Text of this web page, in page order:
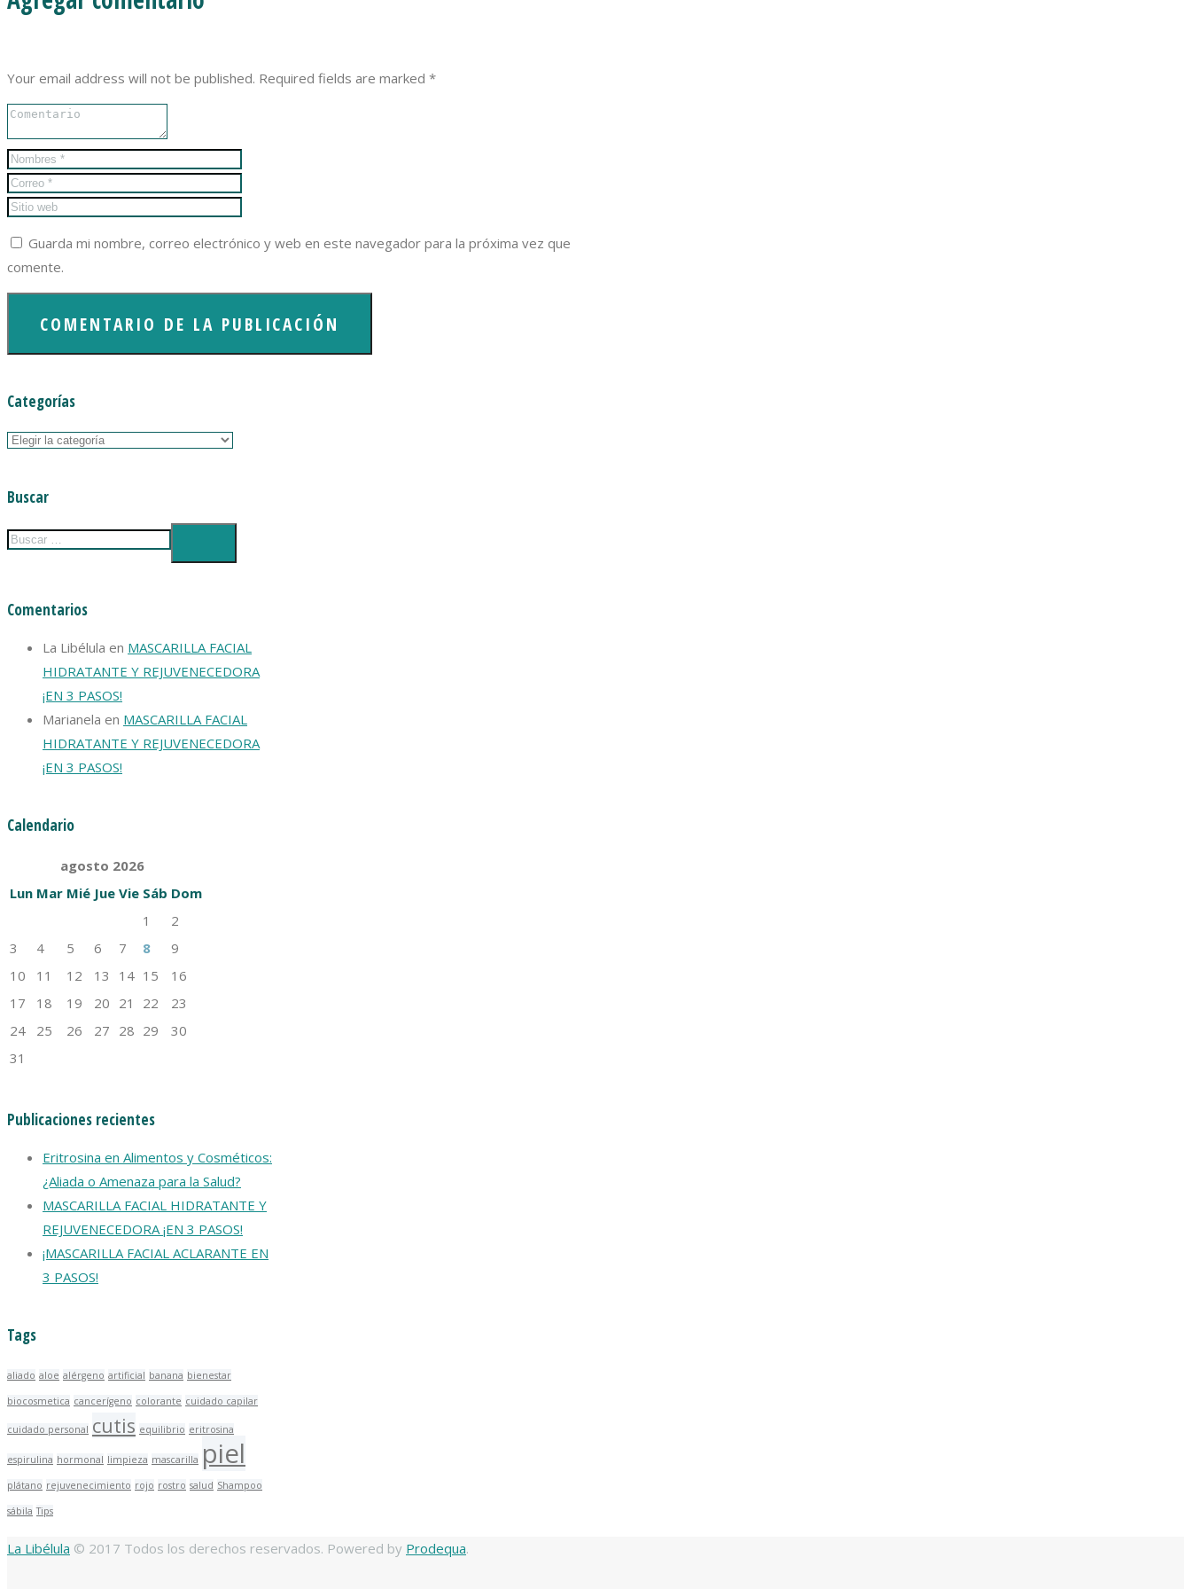
Your email address will not be published. Required fields are marked *
Guarda mi nombre, correo electrónico y web en este navegador para la próxima vez que
comente.
Categorías
Categorías
Buscar
Comentarios
La Libélula en MASCARILLA FACIAL
HIDRATANTE Y REJUVENECEDORA
¡EN 3 PASOS!
Marianela en MASCARILLA FACIAL
HIDRATANTE Y REJUVENECEDORA
¡EN 3 PASOS!
Calendario
agosto 2026
Lun Mar Mié Jue Vie Sáb Dom
1
2
3
4 5 6 7 8
9
10
11 12 13 14 15
16
17
18 19 20 21 22
23
24
25 26 27 28 29
30
31
Publicaciones recientes
Eritrosina en Alimentos y Cosméticos:
¿Aliada o Amenaza para la Salud?
MASCARILLA FACIAL HIDRATANTE Y
REJUVENECEDORA ¡EN 3 PASOS!
¡MASCARILLA FACIAL ACLARANTE EN
3 PASOS!
Tags
aliado aloe alérgeno artificial banana bienestar
biocosmetica cancerígeno colorante cuidado capilar
cuidado personal cutis equilibrio eritrosina
espirulina hormonal limpieza mascarilla piel
plátano rejuvenecimiento rojo rostro salud Shampoo
sábila Tips
La Libélula © 2017 Todos los derechos reservados. Powered by Prodequa.